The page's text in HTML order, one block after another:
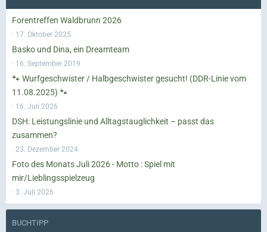
Forentreffen Waldbrunn 2026
17. Oktober 2025
Basko und Dina, ein Dreamteam
16. September 2019
🐾 Wurfgeschwister / Halbgeschwister gesucht! (DDR-Linie vom
11.08.2025) 🐾
16. Juli 2026
DSH: Leistungslinie und Alltagstauglichkeit – passt das
zusammen?
23. Dezember 2024
Foto des Monats Juli 2026 - Motto : Spiel mit
mir/Lieblingsspielzeug
3. Juli 2026
BUCHTIPP